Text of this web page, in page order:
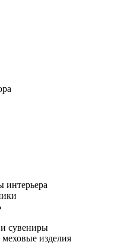
интерьера
сувениры
изделия